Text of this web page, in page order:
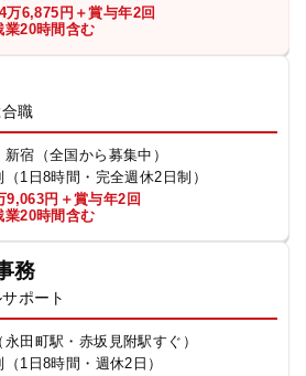
万6,875円＋賞与年2回
20時間含む
職
宿（全国から募集中）
（1日8時間・完全週休2日制）
9,063円＋賞与年2回
20時間含む
務
ポート
田町駅・赤坂見附駅すぐ）
（1日8時間・週休2日）